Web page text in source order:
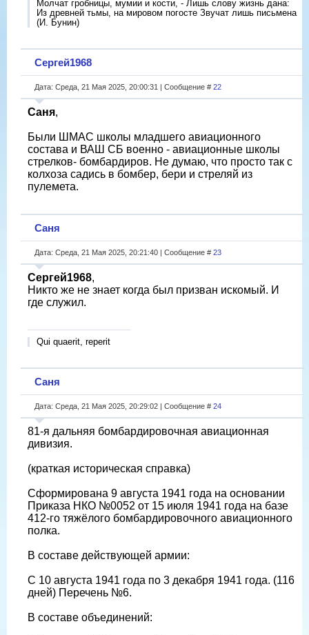
Молчат гробницы, мумии и кости, - Лишь слову жизнь дана:
Из древней тьмы, на мировом погосте Звучат лишь письмена
(И. Бунин)
Сергей1968
Дата: Среда, 21 Мая 2025, 20:00:31 | Сообщение # 22
Саня,
Были ШМАС школы младшего авиационного
состава и ВАШ СБ военно - авиационные школы
стрелков- бомбардиров. Не думаю, что просто так с
колхоза садись в бомбер, бери и стреляй из
пулемета.
Саня
Дата: Среда, 21 Мая 2025, 20:21:40 | Сообщение # 23
Сергей1968,
Никто же не знает когда был призван искомый. И
где служил.
Qui quaerit, reperit
Саня
Дата: Среда, 21 Мая 2025, 20:29:02 | Сообщение # 24
81-я дальняя бомбардировочная авиационная
дивизия.
(краткая историческая справка)
Сформирована 9 августа 1941 года на основании
Приказа НКО №0052 от 15 июля 1941 года на базе
412-го тяжёлого бомбардировочного авиационного
полка.
В составе действующей армии:
С 10 августа 1941 года по 3 декабря 1941 года. (116
дней) Перечень №6.
В составе объединений: